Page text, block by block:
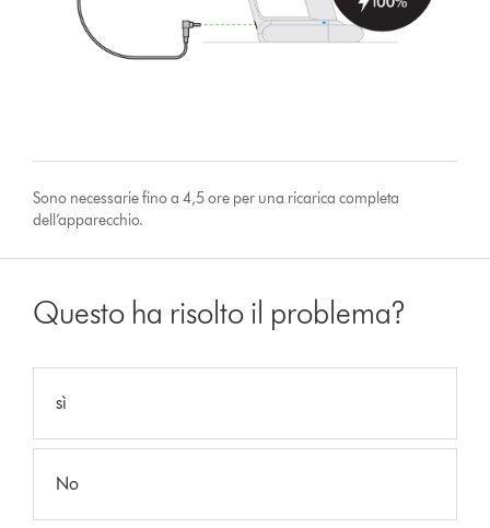
Sono necessarie fino a 4,5 ore per una ricarica completa
dell’apparecchio.
Questo ha risolto il problema?
sì
No